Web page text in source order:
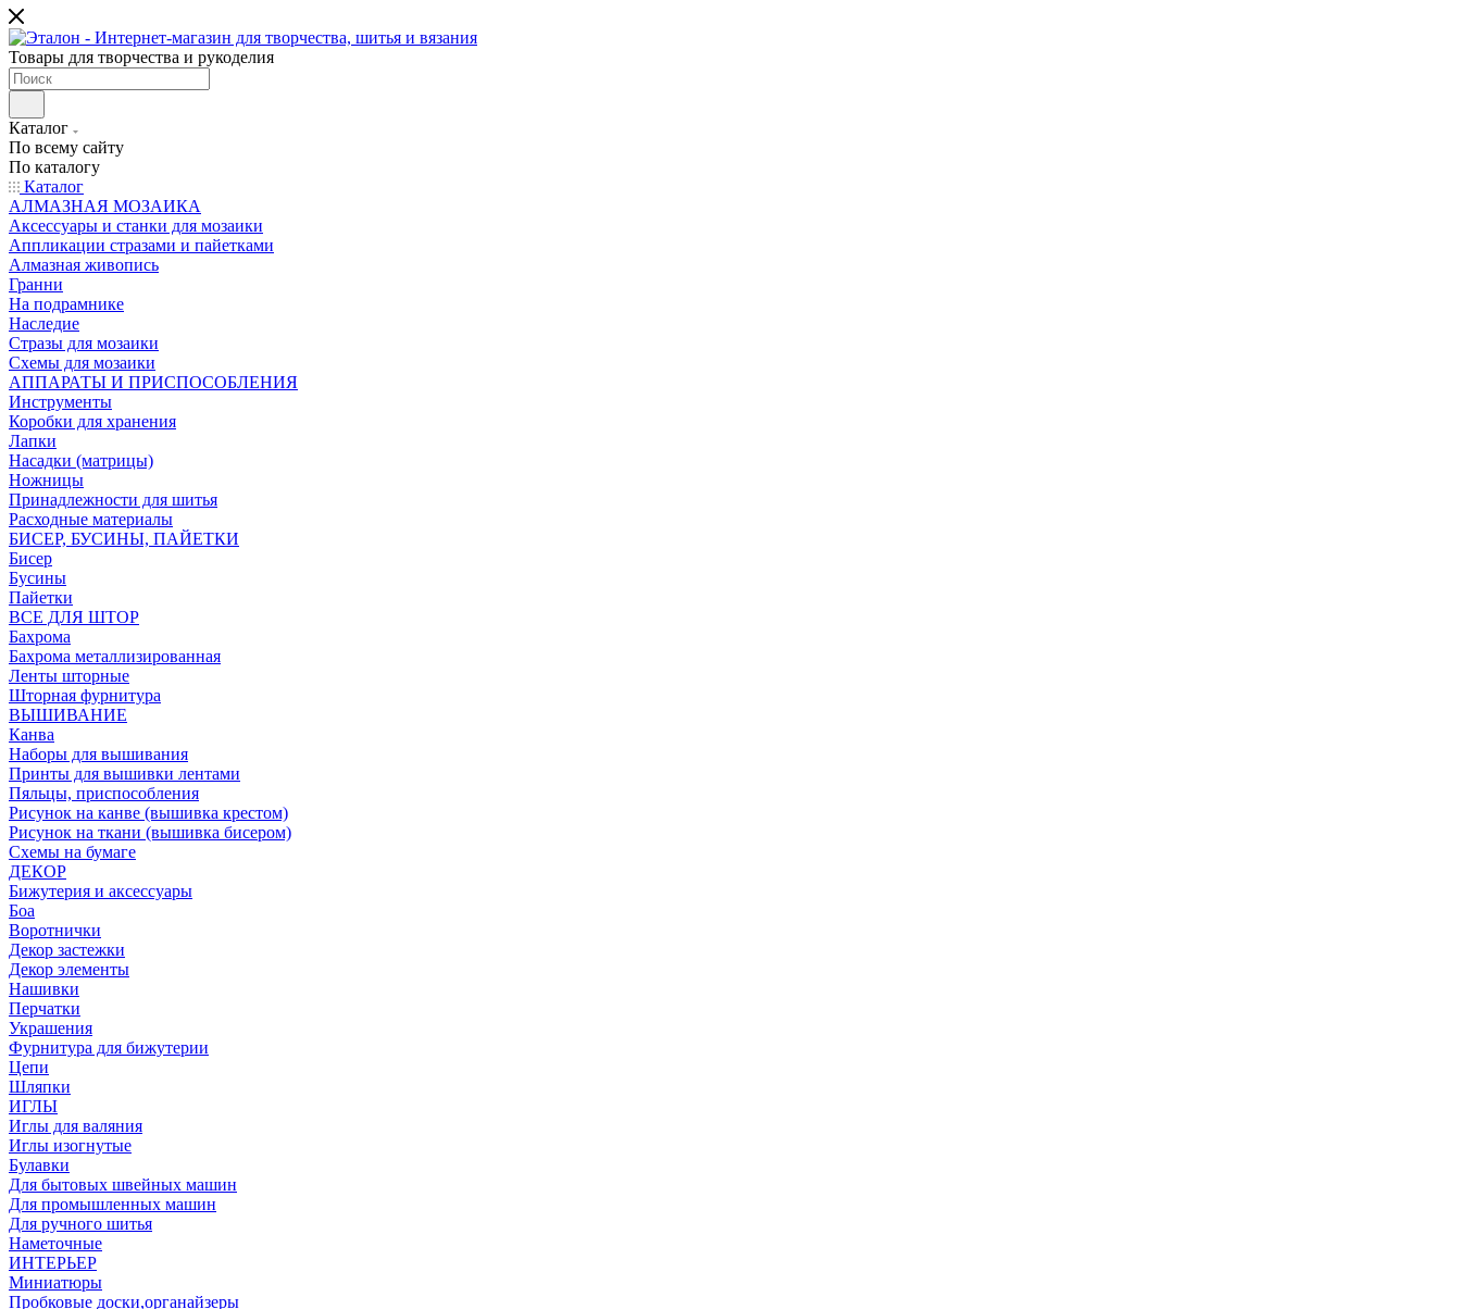
Товары для творчества и рукоделия
Каталог
По всему сайту
По каталогу
Каталог
АЛМАЗНАЯ МОЗАИКА
Аксессуары и станки для мозаики
Аппликации стразами и пайетками
Алмазная живопись
Гранни
На подрамнике
Наследие
Стразы для мозаики
Схемы для мозаики
АППАРАТЫ И ПРИСПОСОБЛЕНИЯ
Инструменты
Коробки для хранения
Лапки
Насадки (матрицы)
Ножницы
Принадлежности для шитья
Расходные материалы
БИСЕР, БУСИНЫ, ПАЙЕТКИ
Бисер
Бусины
Пайетки
ВСЕ ДЛЯ ШТОР
Бахрома
Бахрома металлизированная
Ленты шторные
Шторная фурнитура
ВЫШИВАНИЕ
Канва
Наборы для вышивания
Принты для вышивки лентами
Пяльцы, приспособления
Рисунок на канве (вышивка крестом)
Рисунок на ткани (вышивка бисером)
Схемы на бумаге
ДЕКОР
Бижутерия и аксессуары
Боа
Воротнички
Декор застежки
Декор элементы
Нашивки
Перчатки
Украшения
Фурнитура для бижутерии
Цепи
Шляпки
ИГЛЫ
Иглы для валяния
Иглы изогнутые
Булавки
Для бытовых швейных машин
Для промышленных машин
Для ручного шитья
Наметочные
ИНТЕРЬЕР
Миниатюры
Пробковые доски,органайзеры